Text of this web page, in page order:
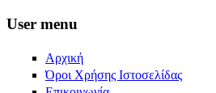
Skip to main content
User menu
Αρχική
Όροι Χρήσης Ιστοσελίδας